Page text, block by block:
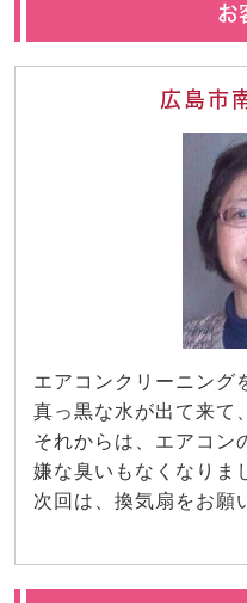
お
広島市
エアコンクリーニング
真っ黒な水が出て来て
それからは、エアコン
嫌な臭いもなくなりま
次回は、換気扇をお願